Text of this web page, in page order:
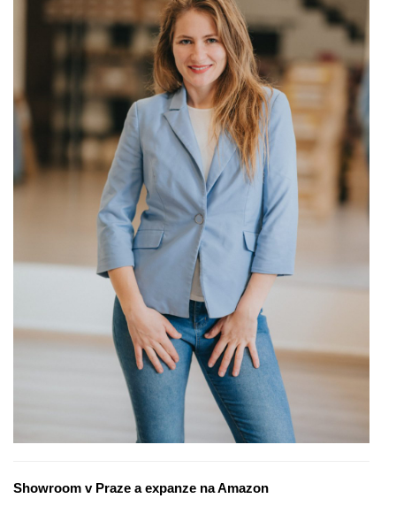
Showroom v Praze a expanze na Amazon